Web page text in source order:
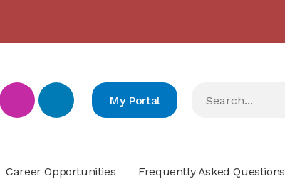
Career Opportunities Frequently Asked Questions
My Portal